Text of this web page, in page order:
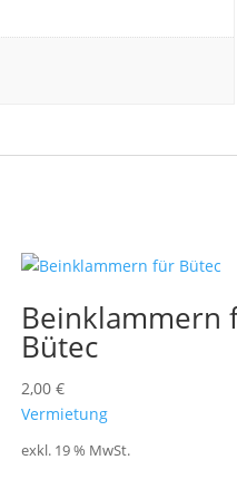
Beinklammern
Bütec
2,00 €
Vermietung
exkl. 19 % MwSt.